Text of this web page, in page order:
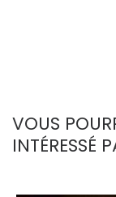
VOUS
INTÉRESSÉ